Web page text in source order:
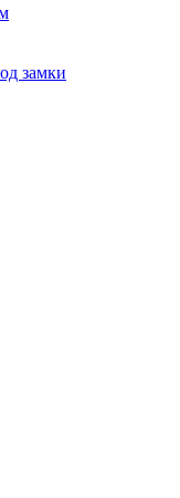
замки